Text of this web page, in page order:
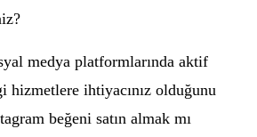
medya platformlarında aktif
hizmetlere ihtiyacınız olduğunu
beğeni satın almak mı